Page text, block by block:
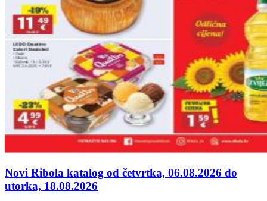
Novi Ribola katalog od četvrtka, 06.08.2026 do
utorka, 18.08.2026